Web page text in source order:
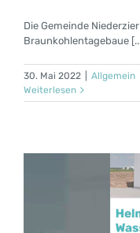
Die Gemeinde
Braunkohlentagebaue
30. Mai 2022
Allgemein
Weiterlesen